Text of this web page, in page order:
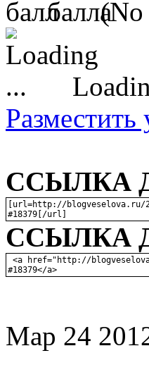
(No
Разместить
ССЫЛКА
ССЫЛКА
Мар 24